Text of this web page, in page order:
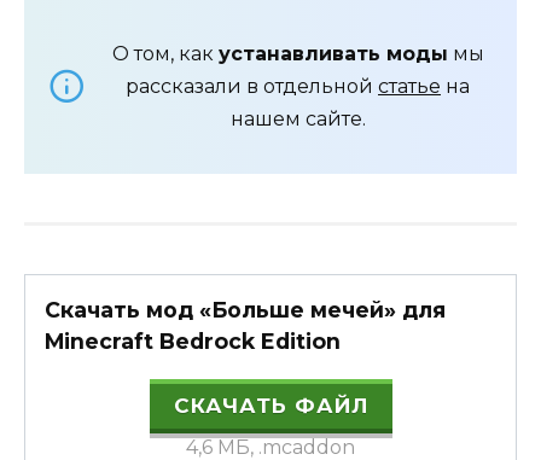
О том, как устанавливать моды мы
рассказали в отдельной статье на
нашем сайте.
Скачать мод «Больше мечей» для
Minecraft Bedrock Edition
СКАЧАТЬ ФАЙЛ
4,6 МБ, .mcaddon